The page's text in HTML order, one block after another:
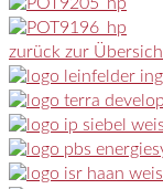
zurück zur